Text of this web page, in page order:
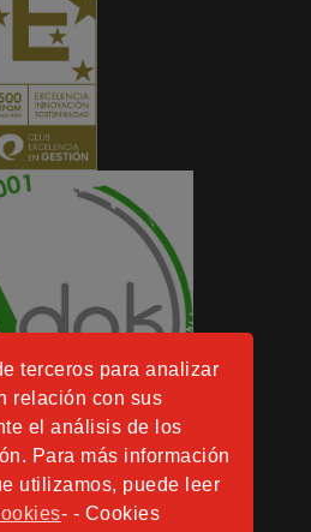
terceros para analizar
relación con sus
el análisis de los
Para más información
utilizamos, puede leer
- - Cookies